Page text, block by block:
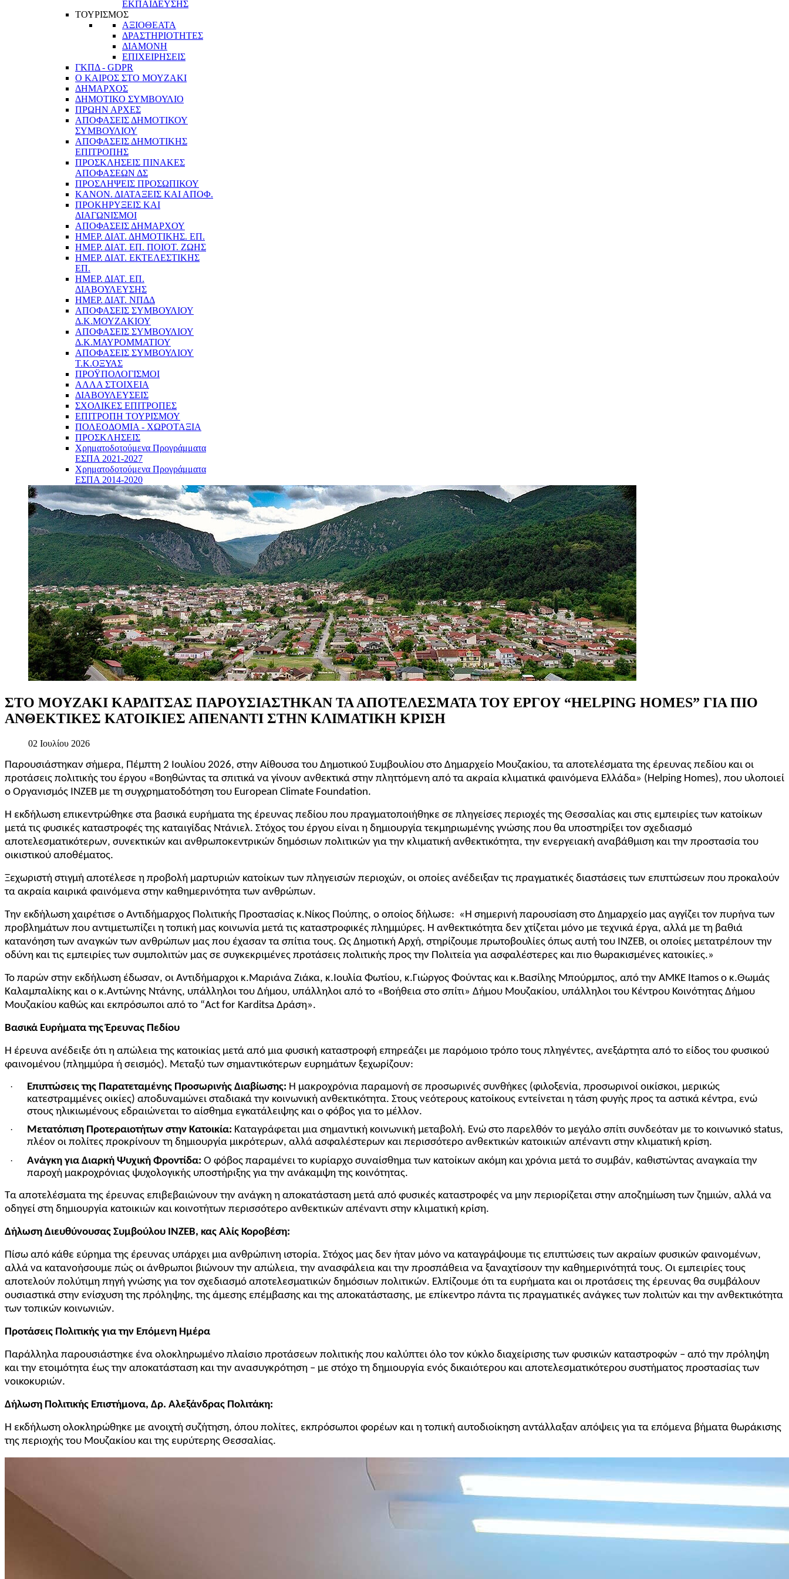
ΕΚΠΑΙΔΕΥΣΗΣ
ΤΟΥΡΙΣΜΟΣ
ΑΞΙΟΘΕΑΤΑ
ΔΡΑΣΤΗΡΙΟΤΗΤΕΣ
ΔΙΑΜΟΝΗ
ΕΠΙΧΕΙΡΗΣΕΙΣ
ΓΚΠΔ - GDPR
Ο ΚΑΙΡΟΣ ΣΤΟ ΜΟΥΖΑΚΙ
ΔΗΜΑΡΧΟΣ
ΔΗΜΟΤΙΚΟ ΣΥΜΒΟΥΛΙΟ
ΠΡΩΗΝ ΑΡΧΕΣ
ΑΠΟΦΑΣΕΙΣ ΔΗΜΟΤΙΚΟΥ
ΣΥΜΒΟΥΛΙΟΥ
ΑΠΟΦΑΣΕΙΣ ΔΗΜΟΤΙΚΗΣ
ΕΠΙΤΡΟΠΗΣ
ΠΡΟΣΚΛΗΣΕΙΣ ΠΙΝΑΚΕΣ
ΑΠΟΦΑΣΕΩΝ ΔΣ
ΠΡΟΣΛΗΨΕΙΣ ΠΡΟΣΩΠΙΚΟΥ
ΚΑΝΟΝ. ΔΙΑΤΑΞΕΙΣ ΚΑΙ ΑΠΟΦ.
ΠΡΟΚΗΡΥΞΕΙΣ ΚΑΙ
ΔΙΑΓΩΝΙΣΜΟΙ
ΑΠΟΦΑΣΕΙΣ ΔΗΜΑΡΧΟΥ
ΗΜΕΡ. ΔΙΑΤ. ΔΗΜΟΤΙΚΗΣ. ΕΠ.
ΗΜΕΡ. ΔΙΑΤ. ΕΠ. ΠΟΙOΤ. ΖΩΗΣ
ΗΜΕΡ. ΔΙΑΤ. ΕΚΤΕΛΕΣΤΙΚΗΣ
ΕΠ.
ΗΜΕΡ. ΔΙΑΤ. ΕΠ.
ΔΙΑΒΟΥΛΕΥΣΗΣ
ΗΜΕΡ. ΔΙΑΤ. ΝΠΔΔ
ΑΠΟΦΑΣΕΙΣ ΣΥΜΒΟΥΛΙΟΥ
Δ.Κ.ΜΟΥΖΑΚΙΟΥ
ΑΠΟΦΑΣΕΙΣ ΣΥΜΒΟΥΛΙΟΥ
Δ.Κ.ΜΑΥΡΟΜΜΑΤΙΟΥ
ΑΠΟΦΑΣΕΙΣ ΣΥΜΒΟΥΛΙΟΥ
Τ.Κ.ΟΞΥΑΣ
ΠΡΟΫΠΟΛΟΓΙΣΜΟΙ
ΑΛΛΑ ΣΤΟΙΧΕΙΑ
ΔΙΑΒΟΥΛΕΥΣΕΙΣ
ΣΧΟΛΙΚΕΣ ΕΠΙΤΡΟΠΕΣ
ΕΠΙΤΡΟΠΗ ΤΟΥΡΙΣΜΟΥ
ΠΟΛΕΟΔΟΜΙΑ - ΧΩΡΟΤΑΞΙΑ
ΠΡΟΣΚΛΗΣΕΙΣ
Χρηματοδοτούμενα Προγράμματα
ΕΣΠΑ 2021-2027
Χρηματοδοτούμενα Προγράμματα
ΕΣΠΑ 2014-2020
ΣΤΟ ΜΟΥΖΑΚΙ ΚΑΡΔΙΤΣΑΣ ΠΑΡΟΥΣΙΑΣΤΗΚΑΝ ΤΑ ΑΠΟΤΕΛΕΣΜΑΤΑ ΤΟΥ ΕΡΓΟΥ “HELPING HOMES” ΓΙΑ ΠΙΟ
ΑΝΘΕΚΤΙΚΕΣ ΚΑΤΟΙΚΙΕΣ ΑΠΕΝΑΝΤΙ ΣΤΗΝ ΚΛΙΜΑΤΙΚΗ ΚΡΙΣΗ
02 Ιουλίου 2026
Παρουσιάστηκαν σήμερα, Πέμπτη 2 Ιουλίου 2026, στην Αίθουσα του Δημοτικού Συμβουλίου στο Δημαρχείο Μουζακίου, τα αποτελέσματα της έρευνας πεδίου και οι
προτάσεις πολιτικής του έργου «Βοηθώντας τα σπιτικά να γίνουν ανθεκτικά στην πληττόμενη από τα ακραία κλιματικά φαινόμενα Ελλάδα» (Helping Homes), που υλοποιεί
ο Οργανισμός INZEB με τη συγχρηματοδότηση του European Climate Foundation.
Η εκδήλωση επικεντρώθηκε στα βασικά ευρήματα της έρευνας πεδίου που πραγματοποιήθηκε σε πληγείσες περιοχές της Θεσσαλίας και στις εμπειρίες των κατοίκων
μετά τις φυσικές καταστροφές της καταιγίδας Ντάνιελ. Στόχος του έργου είναι η δημιουργία τεκμηριωμένης γνώσης που θα υποστηρίξει τον σχεδιασμό
αποτελεσματικότερων, συνεκτικών και ανθρωποκεντρικών δημόσιων πολιτικών για την κλιματική ανθεκτικότητα, την ενεργειακή αναβάθμιση και την προστασία του
οικιστικού αποθέματος.
Ξεχωριστή στιγμή αποτέλεσε η προβολή μαρτυριών κατοίκων των πληγεισών περιοχών, οι οποίες ανέδειξαν τις πραγματικές διαστάσεις των επιπτώσεων που προκαλούν
τα ακραία καιρικά φαινόμενα στην καθημερινότητα των ανθρώπων.
Την εκδήλωση χαιρέτισε ο Αντιδήμαρχος Πολιτικής Προστασίας κ.Νίκος Πούπης, ο οποίος δήλωσε: «Η σημερινή παρουσίαση στο Δημαρχείο μας αγγίζει τον πυρήνα των
προβλημάτων που αντιμετωπίζει η τοπική μας κοινωνία μετά τις καταστροφικές πλημμύρες. Η ανθεκτικότητα δεν χτίζεται μόνο με τεχνικά έργα, αλλά με τη βαθιά
κατανόηση των αναγκών των ανθρώπων μας που έχασαν τα σπίτια τους. Ως Δημοτική Αρχή, στηρίζουμε πρωτοβουλίες όπως αυτή του INZEB, οι οποίες μετατρέπουν την
οδύνη και τις εμπειρίες των συμπολιτών μας σε συγκεκριμένες προτάσεις πολιτικής προς την Πολιτεία για ασφαλέστερες και πιο θωρακισμένες κατοικίες.»
Το παρών στην εκδήλωση έδωσαν, οι Αντιδήμαρχοι κ.Μαριάνα Ζιάκα, κ.Ιουλία Φωτίου, κ.Γιώργος Φούντας και κ.Βασίλης Μπούρμπος, από την ΑΜΚΕ Itamos ο κ.Θωμάς
Καλαμπαλίκης και ο κ.Αντώνης Ντάνης, υπάλληλοι του Δήμου, υπάλληλοι από το «Βοήθεια στο σπίτι» Δήμου Μουζακίου, υπάλληλοι του Κέντρου Κοινότητας Δήμου
Μουζακίου καθώς και εκπρόσωποι από το “Act for Karditsa Δράση».
Βασικά Ευρήματα της Έρευνας Πεδίου
Η έρευνα ανέδειξε ότι η απώλεια της κατοικίας μετά από μια φυσική καταστροφή επηρεάζει με παρόμοιο τρόπο τους πληγέντες, ανεξάρτητα από το είδος του φυσικού
φαινομένου (πλημμύρα ή σεισμός). Μεταξύ των σημαντικότερων ευρημάτων ξεχωρίζουν:
· Επιπτώσεις της Παρατεταμένης Προσωρινής Διαβίωσης: Η μακροχρόνια παραμονή σε προσωρινές συνθήκες (φιλοξενία, προσωρινοί οικίσκοι, μερικώς
κατεστραμμένες οικίες) αποδυναμώνει σταδιακά την κοινωνική ανθεκτικότητα. Στους νεότερους κατοίκους εντείνεται η τάση φυγής προς τα αστικά κέντρα, ενώ
στους ηλικιωμένους εδραιώνεται το αίσθημα εγκατάλειψης και ο φόβος για το μέλλον.
· Μετατόπιση Προτεραιοτήτων στην Κατοικία: Καταγράφεται μια σημαντική κοινωνική μεταβολή. Ενώ στο παρελθόν το μεγάλο σπίτι συνδεόταν με το κοινωνικό status,
πλέον οι πολίτες προκρίνουν τη δημιουργία μικρότερων, αλλά ασφαλέστερων και περισσότερο ανθεκτικών κατοικιών απέναντι στην κλιματική κρίση.
· Ανάγκη για Διαρκή Ψυχική Φροντίδα: Ο φόβος παραμένει το κυρίαρχο συναίσθημα των κατοίκων ακόμη και χρόνια μετά το συμβάν, καθιστώντας αναγκαία την
παροχή μακροχρόνιας ψυχολογικής υποστήριξης για την ανάκαμψη της κοινότητας.
Τα αποτελέσματα της έρευνας επιβεβαιώνουν την ανάγκη η αποκατάσταση μετά από φυσικές καταστροφές να μην περιορίζεται στην αποζημίωση των ζημιών, αλλά να
οδηγεί στη δημιουργία κατοικιών και κοινοτήτων περισσότερο ανθεκτικών απέναντι στην κλιματική κρίση.
Δήλωση Διευθύνουσας Συμβούλου ΙΝΖΕΒ, κας Αλίς Κοροβέση:
Πίσω από κάθε εύρημα της έρευνας υπάρχει μια ανθρώπινη ιστορία. Στόχος μας δεν ήταν μόνο να καταγράψουμε τις επιπτώσεις των ακραίων φυσικών φαινομένων,
αλλά να κατανοήσουμε πώς οι άνθρωποι βιώνουν την απώλεια, την ανασφάλεια και την προσπάθεια να ξαναχτίσουν την καθημερινότητά τους. Οι εμπειρίες τους
αποτελούν πολύτιμη πηγή γνώσης για τον σχεδιασμό αποτελεσματικών δημόσιων πολιτικών. Ελπίζουμε ότι τα ευρήματα και οι προτάσεις της έρευνας θα συμβάλουν
ουσιαστικά στην ενίσχυση της πρόληψης, της άμεσης επέμβασης και της αποκατάστασης, με επίκεντρο πάντα τις πραγματικές ανάγκες των πολιτών και την ανθεκτικότητα
των τοπικών κοινωνιών.
Προτάσεις Πολιτικής για την Επόμενη Ημέρα
Παράλληλα παρουσιάστηκε ένα ολοκληρωμένο πλαίσιο προτάσεων πολιτικής που καλύπτει όλο τον κύκλο διαχείρισης των φυσικών καταστροφών – από την πρόληψη
και την ετοιμότητα έως την αποκατάσταση και την ανασυγκρότηση – με στόχο τη δημιουργία ενός δικαιότερου και αποτελεσματικότερου συστήματος προστασίας των
νοικοκυριών.
Δήλωση Πολιτικής Επιστήμονα, Δρ. Αλεξάνδρας Πολιτάκη:
Η εκδήλωση ολοκληρώθηκε με ανοιχτή συζήτηση, όπου πολίτες, εκπρόσωποι φορέων και η τοπική αυτοδιοίκηση αντάλλαξαν απόψεις για τα επόμενα βήματα θωράκισης
της περιοχής του Μουζακίου και της ευρύτερης Θεσσαλίας.